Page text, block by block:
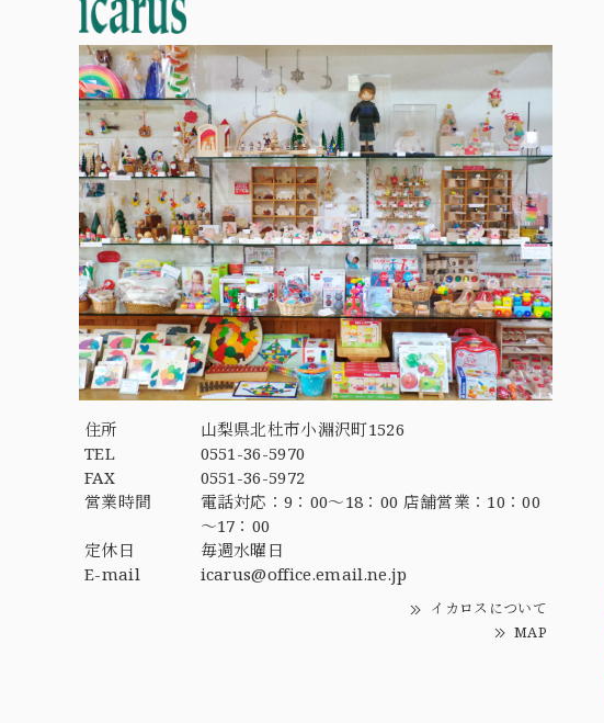
住所
山梨県北杜市小淵沢町1526
TEL
0551-36-5970
FAX
0551-36-5972
営業時間
電話対応：9：00～18：00 店舗営業：10：00
～17：00
定休日
毎週水曜日
E-mail
icarus@office.email.ne.jp
イカロスについて
MAP